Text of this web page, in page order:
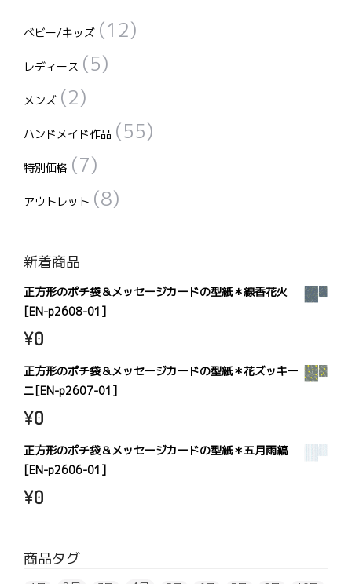
ベビー/キッズ (12)
レディース (5)
メンズ (2)
ハンドメイド作品 (55)
特別価格 (7)
アウトレット (8)
新着商品
正方形のポチ袋＆メッセージカードの型紙＊線香花火
[EN-p2608-01]
¥0
正方形のポチ袋＆メッセージカードの型紙＊花ズッキー
ニ[EN-p2607-01]
¥0
正方形のポチ袋＆メッセージカードの型紙＊五月雨縞
[EN-p2606-01]
¥0
商品タグ